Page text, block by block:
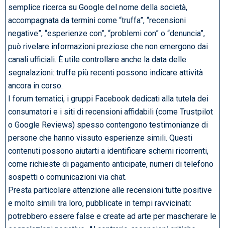
semplice ricerca su Google del nome della società,
accompagnata da termini come “truffa”, “recensioni
negative”, “esperienze con”, “problemi con” o “denuncia”,
può rivelare informazioni preziose che non emergono dai
canali ufficiali. È utile controllare anche la data delle
segnalazioni: truffe più recenti possono indicare attività
ancora in corso.
I forum tematici, i gruppi Facebook dedicati alla tutela dei
consumatori e i siti di recensioni affidabili (come Trustpilot
o Google Reviews) spesso contengono testimonianze di
persone che hanno vissuto esperienze simili. Questi
contenuti possono aiutarti a identificare schemi ricorrenti,
come richieste di pagamento anticipate, numeri di telefono
sospetti o comunicazioni via chat.
Presta particolare attenzione alle recensioni tutte positive
e molto simili tra loro, pubblicate in tempi ravvicinati:
potrebbero essere false e create ad arte per mascherare le